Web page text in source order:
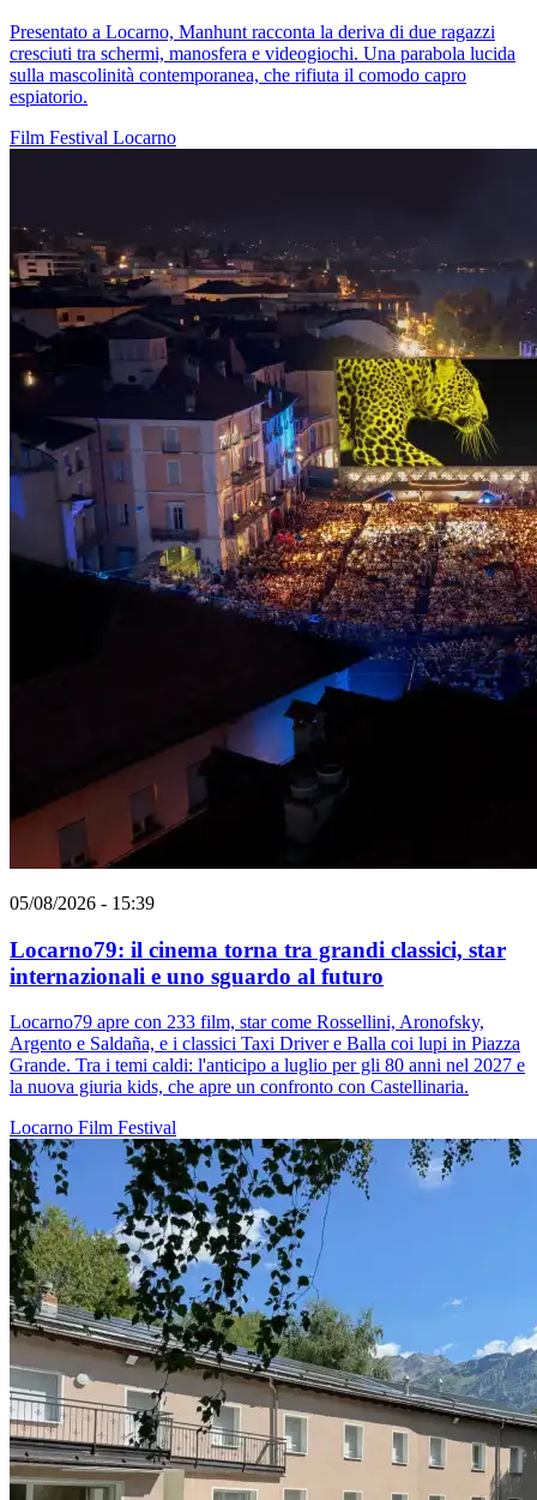
Presentato a Locarno, Manhunt racconta la deriva di due ragazzi
cresciuti tra schermi, manosfera e videogiochi. Una parabola lucida
sulla mascolinità contemporanea, che rifiuta il comodo capro
espiatorio.
Film Festival Locarno
05/08/2026 - 15:39
Locarno79: il cinema torna tra grandi classici, star
internazionali e uno sguardo al futuro
Locarno79 apre con 233 film, star come Rossellini, Aronofsky,
Argento e Saldaña, e i classici Taxi Driver e Balla coi lupi in Piazza
Grande. Tra i temi caldi: l'anticipo a luglio per gli 80 anni nel 2027 e
la nuova giuria kids, che apre un confronto con Castellinaria.
Locarno Film Festival